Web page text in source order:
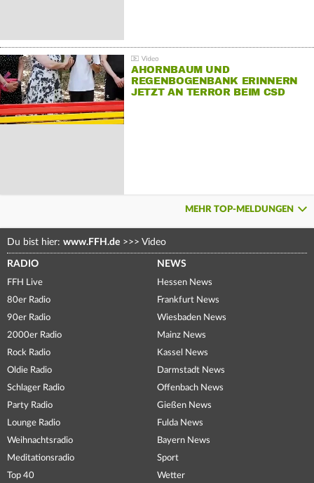
AHORNBAUM UND
REGENBOGENBANK ERINNERN
JETZT AN TERROR BEIM CSD
MEHR TOP-MELDUNGEN
Du bist hier: www.FFH.de >>> Video
RADIO
FFH Live
80er Radio
90er Radio
2000er Radio
Rock Radio
Oldie Radio
Schlager Radio
Party Radio
Lounge Radio
Weihnachtsradio
Meditationsradio
Top 40
NEWS
Hessen News
Frankfurt News
Wiesbaden News
Mainz News
Kassel News
Darmstadt News
Offenbach News
Gießen News
Fulda News
Bayern News
Sport
Wetter